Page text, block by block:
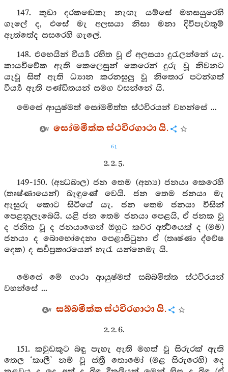
147. කුඩා දරකඬෙකැ නැඟැ යම්සේ මහසයුරෙහි
ගැලේ ද, එසේ මැ අලසයා නිසා මනා දිවිපැවතුම්
ඇත්තේද සසරෙහි ගැලේ.
148. එහෙයින් වීර්‍ය්‍ය රහිත වූ ඒ අලසයා දුරැලන්නේ යැ.
කායවිවේක ඇති කෙලෙසුන් කෙරෙන් දුරු වූ නිවනට
යැවූ සිත් ඇති ධ්‍යාන කරනසුලු වූ නිතොර පටන්ගත්
වීර්‍ය්‍ය ඇති පණ්ඩිතයන් සමග වසන්නේ යි.
මෙසේ ආයුෂ්මත් සෝමමිත්ත ස්ථවිරයන් වහන්සේ ...
සෝමමිත්ත ස්ථවිරගාථා යි.
61
2. 2. 5.
149-150. (අන්‍ධබාල) ජන තෙම (අන්‍ය) ජනයා කෙරෙහි
(තෘෂ්ණායෙන්) බැඳුණේ වෙයි. ජන තෙම ජනයා මැ
ඇසුරු කොට සිටියේ යැ. ජන තෙම ජනයා විසින්
පෙළනුලැබෙයි. යළි ජන තෙම ජනයා පෙළයි, ඒ ජනක වූ
ද ජනිත වූ ද ජනයාගෙන් ඔහුට කවර අර්‍ත්‍ථයෙක් ද (මම)
ජනයා ද බොහෝදෙනා පෙළාසිටුනා ඒ (තෘෂ්ණා ද්වේෂ
දෙක) ද සර්‍වප්‍රකාරයෙන් හැරැ යන්නෙමැ යි.
මෙසේ මේ ගාථා ආයුෂ්මත් සබ්බමිත්ත ස්ථවිරයන්
වහන්සේ ...
සබ්බමිත්ත ස්ථවිරගාථා යි.
2. 2. 6.
151. කවුඩකුට බඳු පැහැ ඇති මහත් වූ සිරුරක් ඇති
තෙල ‘කාලී’ නම් වූ ස්ත්‍රී තොමෝ (මළ සිරුරෙහි) දෙ